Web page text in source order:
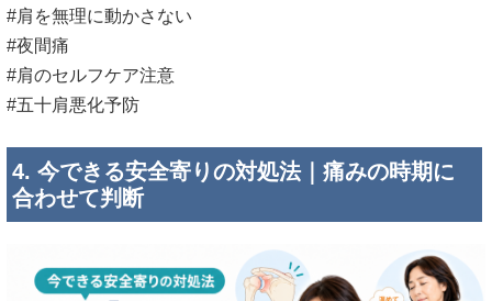
#肩を無理に動かさない
#夜間痛
#肩のセルフケア注意
#五十肩悪化予防
4. 今できる安全寄りの対処法｜痛みの時期に
合わせて判断